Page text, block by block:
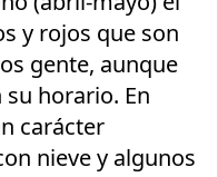
y rojos que son
gente, aunque
horario. En
carácter
nieve y algunos